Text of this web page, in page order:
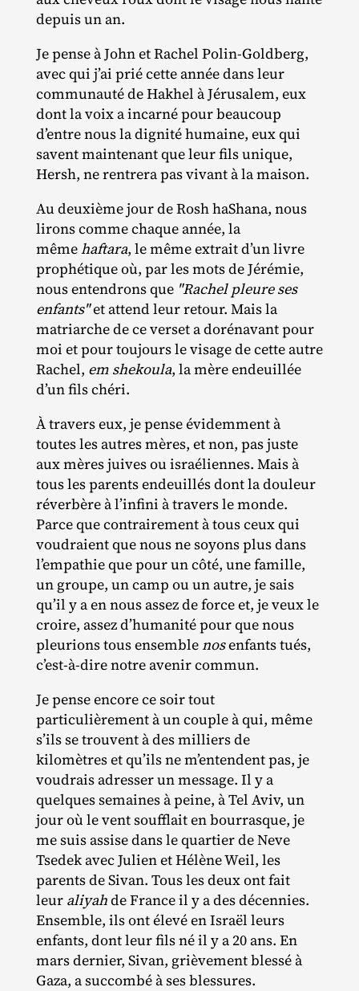
depuis un an.
Je pense à John et Rachel Polin‐​Goldberg,
avec qui j’ai prié cette année dans leur
communauté de Hakhel à Jérusalem, eux
dont la voix a incarné pour beaucoup
d’entre nous la dignité humaine, eux qui
savent maintenant que leur fils unique,
Hersh, ne rentrera pas vivant à la maison.
Au deuxième jour de Rosh haShana, nous
lirons comme chaque année, la
mêmehaftara, le même extrait d’un livre
prophétique où, par les mots de Jérémie,
nous entendrons que "Rachel pleure ses
enfants"et attend leur retour. Mais la
matriarche de ce verset a dorénavant pour
moi et pour toujours le visage de cette autre
Rachel, em shekoula, la mère endeuillée
d’un fils chéri.
À travers eux, je pense évidemment à
toutes les autres mères, et non, pas juste
aux mères juives ou israéliennes. Mais à
tous les parents endeuillés dont la douleur
réverbère à l’infini à travers le monde.
Parce que contrairement à tous ceux qui
voudraient que nous ne soyons plus dans
l’empathie que pour un côté, une famille,
un groupe, un camp ou un autre, je sais
qu’il y a en nous assez de force et, je veux le
croire, assez d’humanité pour que nous
pleurions tous ensemblenosenfants tués,
c’est-à-dire notre avenir commun.
Je pense encore ce soir tout
particulièrement à un couple à qui, même
s’ils se trouvent à des milliers de
kilomètres et qu’ils ne m’entendent pas, je
voudrais adresser un message. Il y a
quelques semaines à peine, à Tel Aviv, un
jour où le vent soufflait en bourrasque, je
me suis assise dans le quartier de Neve
Tsedek avec Julien et Hélène Weil, les
parents de Sivan. Tous les deux ont fait
leur aliyahde France il y a des décennies.
Ensemble, ils ont élevé en Israël leurs
enfants, dont leur fils né il y a 20 ans. En
mars dernier, Sivan, grièvement blessé à
Gaza, a succombé à ses blessures.